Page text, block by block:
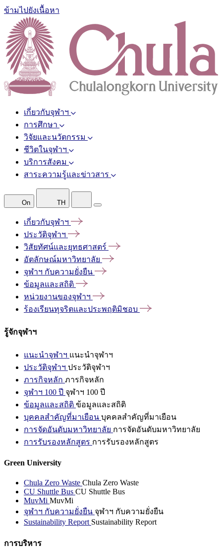
ข้ามไปยังเนื้อหา
เกี่ยวกับจุฬาฯ
การศึกษา
วิจัยและนวัตกรรม
ชีวิตในจุฬาฯ
บริการสังคม
สาระความรู้และข่าวสาร
On TH
เกี่ยวกับจุฬาฯ
ประวัติจุฬาฯ
วิสัยทัศน์และยุทธศาสตร์
อัตลักษณ์มหาวิทยาลัย
จุฬาฯ กับความยั่งยืน
ข้อมูลและสถิติ
หน่วยงานของจุฬาฯ
ร้องเรียนทุจริตและประพฤติมิชอบ
รู้จักจุฬาฯ
แนะนำจุฬาฯ แนะนำจุฬาฯ
ประวัติจุฬาฯ ประวัติจุฬาฯ
ภารกิจหลัก ภารกิจหลัก
จุฬาฯ 100 ปี จุฬาฯ 100 ปี
ข้อมูลและสถิติ ข้อมูลและสถิติ
บุคคลสำคัญที่มาเยือน บุคคลสำคัญที่มาเยือน
การจัดอันดับมหาวิทยาลัย การจัดอันดับมหาวิทยาลัย
การรับรองหลักสูตร การรับรองหลักสูตร
Green University
Chula Zero Waste Chula Zero Waste
CU Shuttle Bus CU Shuttle Bus
MuvMi MuvMi
จุฬาฯ กับความยั่งยืน จุฬาฯ กับความยั่งยืน
Sustainability Report Sustainability Report
การบริหาร